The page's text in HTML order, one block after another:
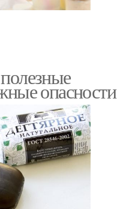
опасности